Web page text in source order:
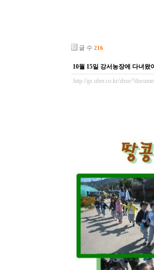
글 수 216
10월 15일 강서농장에 다녀
http://gs.uber.co.kr/zbxe/